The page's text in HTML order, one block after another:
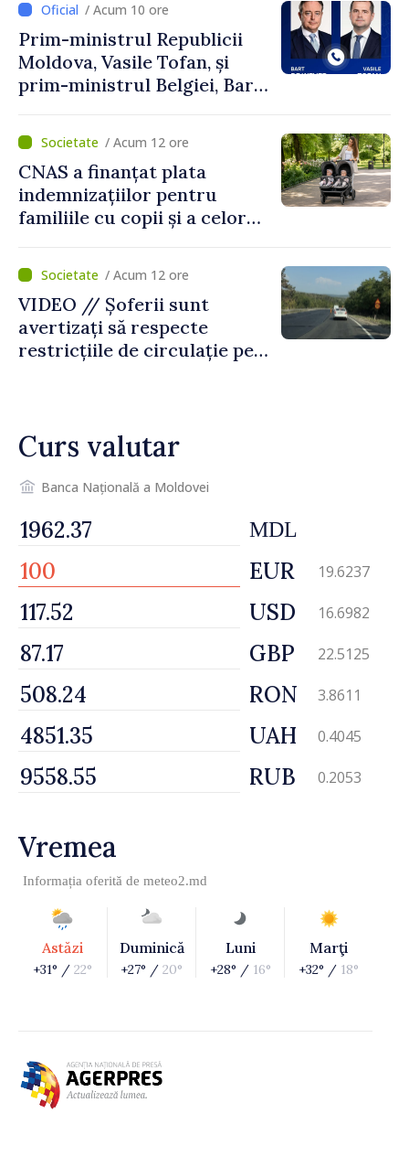
/ Acum 10 ore
Prim-ministrul Republicii
Moldova, Vasile Tofan, și
prim-ministrul Belgiei, Bart
despre parcursul european
al Republicii Moldova.
/ Acum 12 ore
CNAS a finanțat plata
indemnizațiilor pentru
familiile cu copii și a celor
temporară de muncă
/ Acum 12 ore
VIDEO // Șoferii sunt
avertizați să respecte
restricțiile de circulație pe
Curs valutar
Banca Națională a Moldovei
MDL
EUR 19.6237
USD 16.6982
GBP 22.5125
RON 3.8611
UAH 0.4045
RUB 0.2053
Vremea
Informația oferită de meteo2.md
Astăzi
+31° / 22°
Duminică
+27° / 20°
Luni
+28° / 16°
Marţi
+32° / 18°